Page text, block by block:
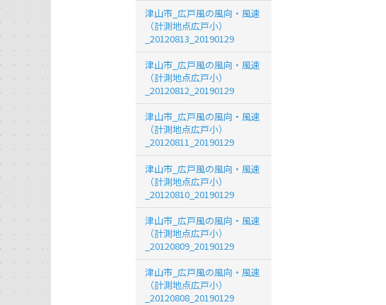
津山市_広戸風の風向・風速
（計測地点広戸小）
_20120813_20190129
津山市_広戸風の風向・風速
（計測地点広戸小）
_20120812_20190129
津山市_広戸風の風向・風速
（計測地点広戸小）
_20120811_20190129
津山市_広戸風の風向・風速
（計測地点広戸小）
_20120810_20190129
津山市_広戸風の風向・風速
（計測地点広戸小）
_20120809_20190129
津山市_広戸風の風向・風速
（計測地点広戸小）
_20120808_20190129